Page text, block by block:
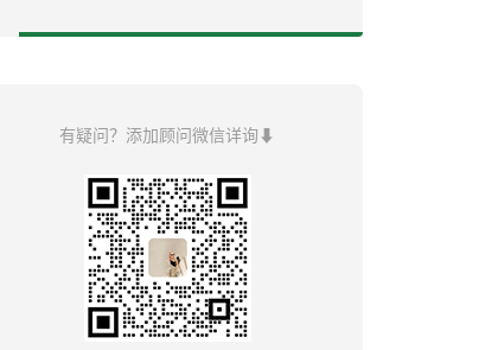
有疑问？添加顾问微信详询⬇